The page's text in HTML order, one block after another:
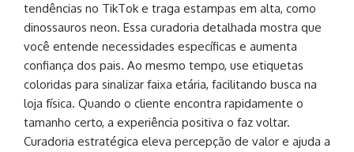
tendências no TikTok e traga estampas em alta, como
dinossauros neon. Essa curadoria detalhada mostra que
você entende necessidades específicas e aumenta
confiança dos pais. Ao mesmo tempo, use etiquetas
coloridas para sinalizar faixa etária, facilitando busca na
loja física. Quando o cliente encontra rapidamente o
tamanho certo, a experiência positiva o faz voltar.
Curadoria estratégica eleva percepção de valor e ajuda a